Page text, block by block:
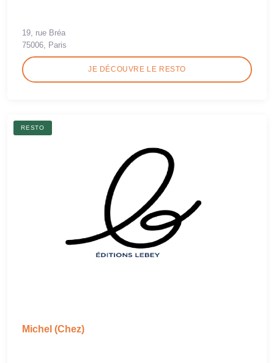
19, rue Bréa
75006, Paris
JE DÉCOUVRE LE RESTO
RESTO
Michel (Chez)